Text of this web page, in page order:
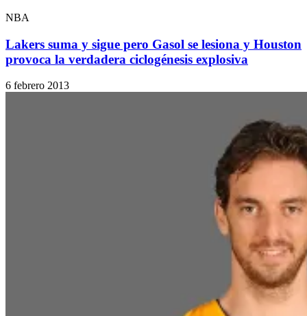
NBA
Lakers suma y sigue pero Gasol se lesiona y Houston
provoca la verdadera ciclogénesis explosiva
6 febrero 2013